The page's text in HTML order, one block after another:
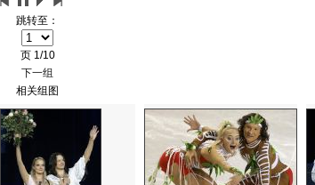
跳转至：
页 1/10
下一组
相关组图